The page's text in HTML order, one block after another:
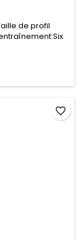
de profil
pouces:1/4 "
favorite_border